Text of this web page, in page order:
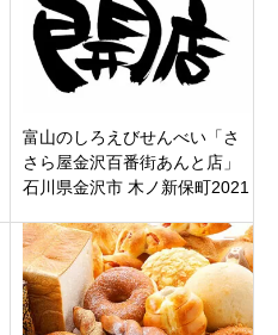
富山のしろえびせんべい「さ
さら屋金沢百番街あんと店」
石川県金沢市 木ノ新保町2021